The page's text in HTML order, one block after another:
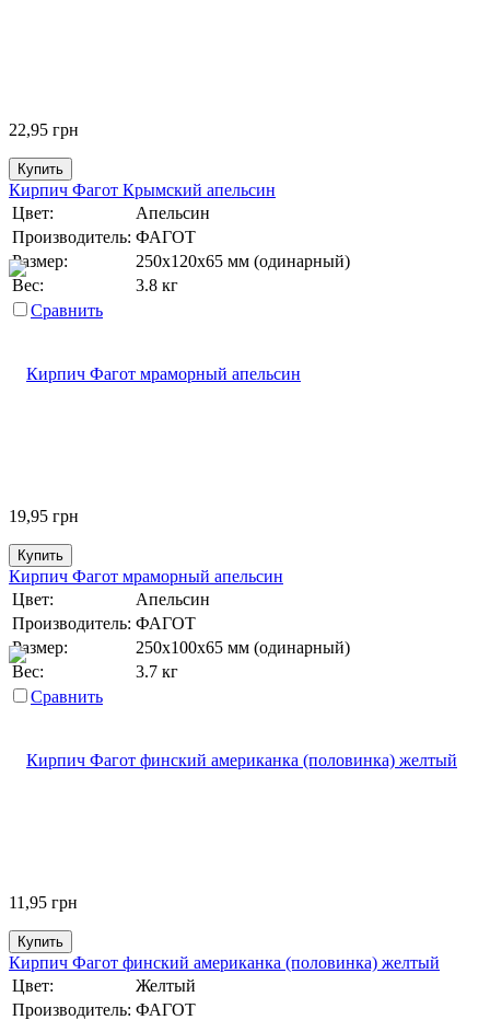
22,95 грн
Купить
Кирпич Фагот Крымский апельсин
Цвет:
Апельсин
Производитель: ФАГОТ
Размер:
250х120х65 мм (одинарный)
Вес:
3.8 кг
Сравнить
19,95 грн
Купить
Кирпич Фагот мраморный апельсин
Цвет:
Апельсин
Производитель: ФАГОТ
Размер:
250х100х65 мм (одинарный)
Вес:
3.7 кг
Сравнить
11,95 грн
Купить
Кирпич Фагот финский американка (половинка) желтый
Цвет:
Желтый
Производитель: ФАГОТ